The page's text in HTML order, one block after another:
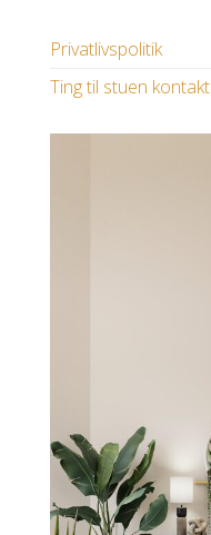
Privatlivspolitik
Ting til stuen kontakt